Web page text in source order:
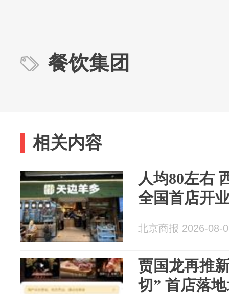
餐饮集团
相关内容
人均80左右
全国首店开
北京商报 2026-08-
贾国龙再推
切” 首店落